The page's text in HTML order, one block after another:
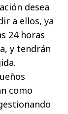
desea
a ellos, ya
24 horas
y tendrán
como